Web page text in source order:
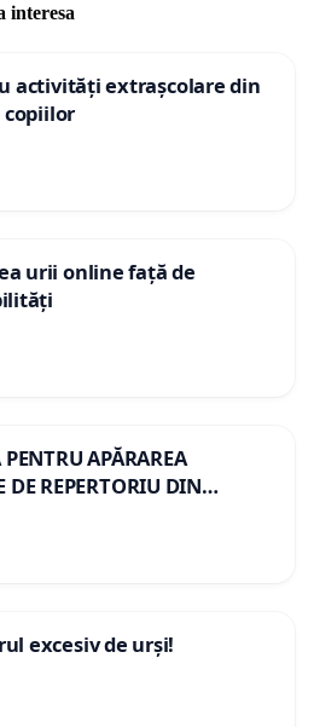
interesa
activități extrașcolare din
urii online față de
APĂRAREA
DE REPERTORIU DIN
excesiv de urși!